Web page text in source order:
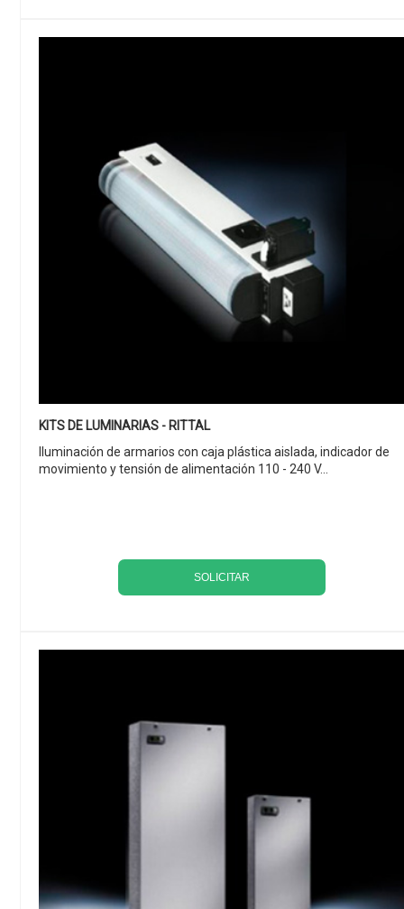
KITS DE LUMINARIAS - RITTAL
Iluminación de armarios con caja plástica aislada, indicador de
movimiento y tensión de alimentación 110 - 240 V...
SOLICITAR